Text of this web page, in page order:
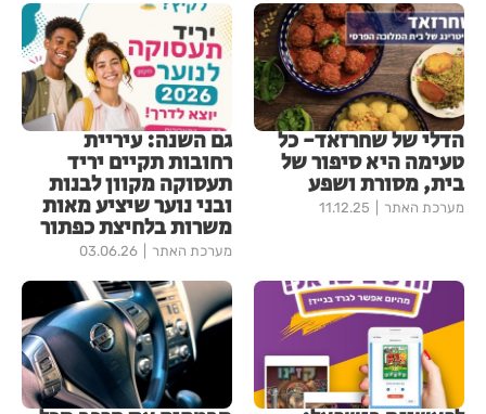
הדלי של שחרזאד- כל
טעימה היא סיפור של
בית, מסורת ושפע
מערכת האתר 11.12.25
גם השנה: עיריית
רחובות תקיים יריד
תעסוקה מקוון לבנות
ובני נוער שיציע מאות
משרות בלחיצת כפתור
מערכת האתר 03.06.26